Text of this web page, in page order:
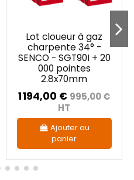
Lot cloueur à gaz
charpente 34° -
SENCO - SGT90I + 20
000 pointes
2.8x70mm
1 194,00 € 995,00 €
HT
Ajouter au
panier